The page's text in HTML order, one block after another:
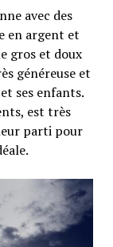
avec des
en argent et
gros et doux
généreuse et
ses enfants.
est très
parti pour